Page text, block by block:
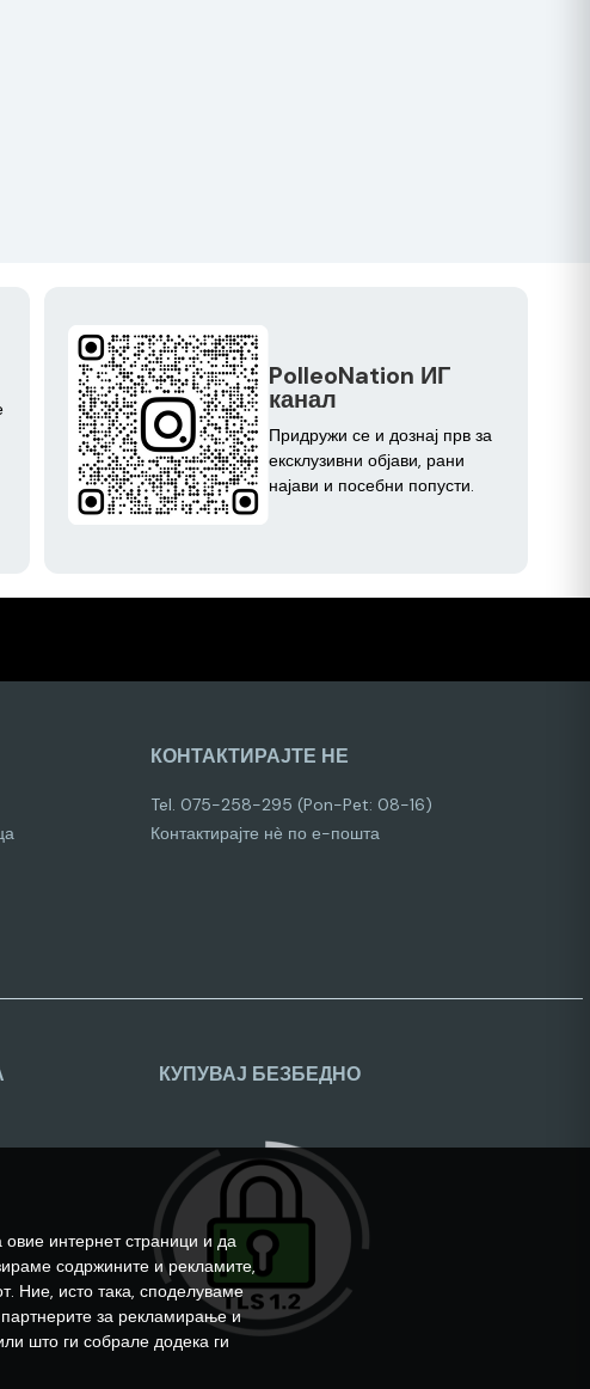
PolleoNation ИГ
канал
Придружи се и дознај прв за
ексклузивни објави, рани
најави и посебни попусти.
КОНТАКТИРАЈТЕ НЕ
Tel. 075-258-295 (Pon-Pet: 08-16)
Контактирајте нѐ по е-пошта
КУПУВАЈ БЕЗБЕДНО
интернет страници и да
содржините и рекламите,
Ние, исто така, споделуваме
за рекламирање и
што ги собрале додека ги